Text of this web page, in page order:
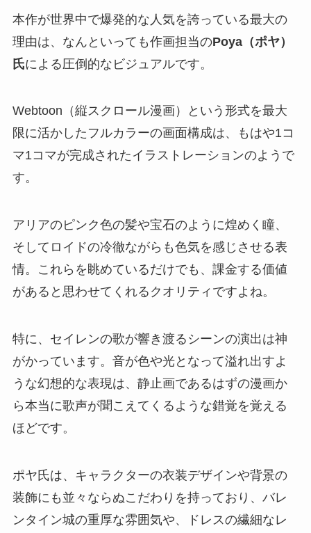
本作が世界中で爆発的な人気を誇っている最大の
理由は、なんといっても作画担当のPoya（ポヤ）
氏による圧倒的なビジュアルです。
Webtoon（縦スクロール漫画）という形式を最大
限に活かしたフルカラーの画面構成は、もはや1コ
マ1コマが完成されたイラストレーションのようで
す。
アリアのピンク色の髪や宝石のように煌めく瞳、
そしてロイドの冷徹ながらも色気を感じさせる表
情。これらを眺めているだけでも、課金する価値
があると思わせてくれるクオリティですよね。
特に、セイレンの歌が響き渡るシーンの演出は神
がかっています。音が色や光となって溢れ出すよ
うな幻想的な表現は、静止画であるはずの漫画か
ら本当に歌声が聞こえてくるような錯覚を覚える
ほどです。
ポヤ氏は、キャラクターの衣装デザインや背景の
装飾にも並々ならぬこだわりを持っており、バレ
ンタイン城の重厚な雰囲気や、ドレスの繊細なレ